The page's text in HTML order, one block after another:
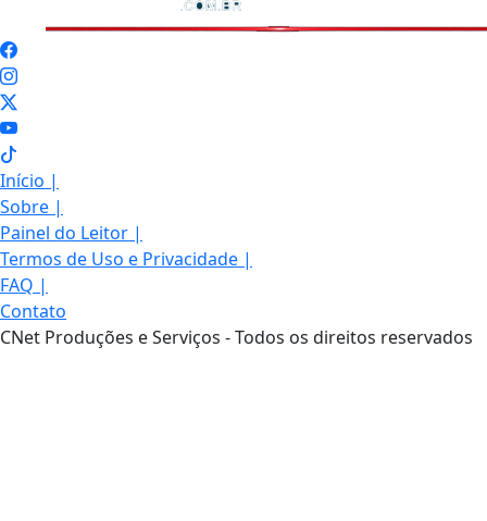
Início |
Sobre |
Painel do Leitor |
Termos de Uso e Privacidade |
FAQ |
Contato
CNet Produções e Serviços - Todos os direitos reservados